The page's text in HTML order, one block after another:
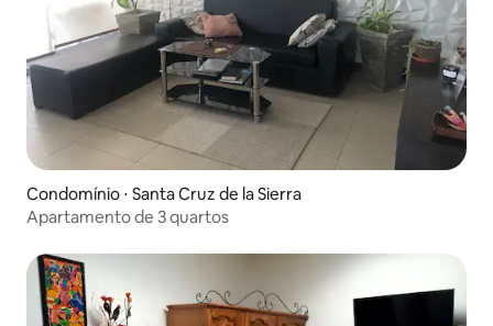
Condomínio ⋅ Santa Cruz de la Sierra
Apartamento de 3 quartos